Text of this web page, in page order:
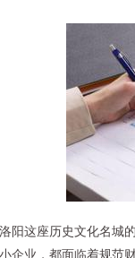
阳这座历史文化名城
企业，都面临着规范